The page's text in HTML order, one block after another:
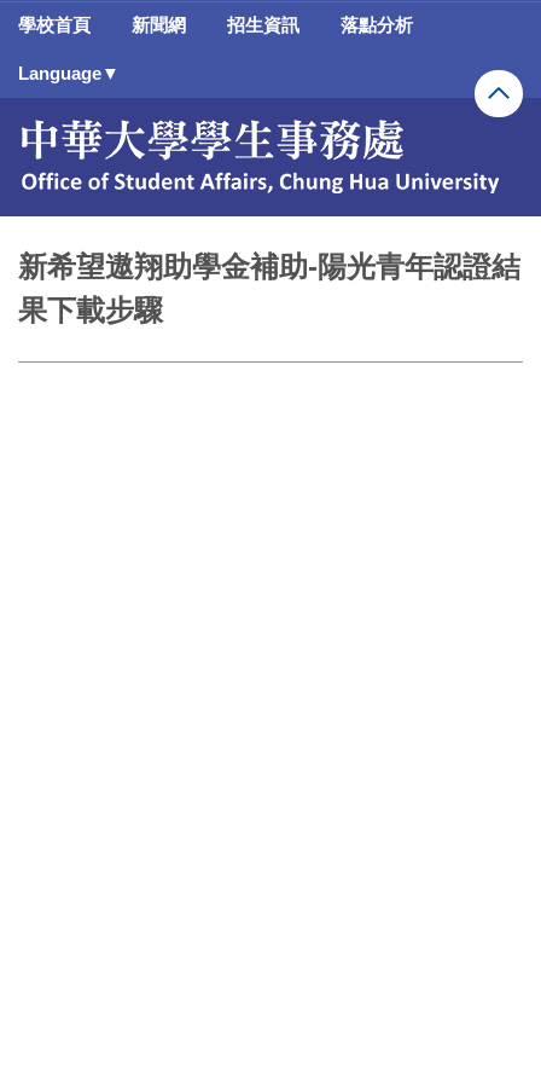
跳
主
容
區
學校首頁 新聞網 招生資訊 落點分析
Language▼
新希望遨翔助學金補助-陽光青年認證結
果下載步驟